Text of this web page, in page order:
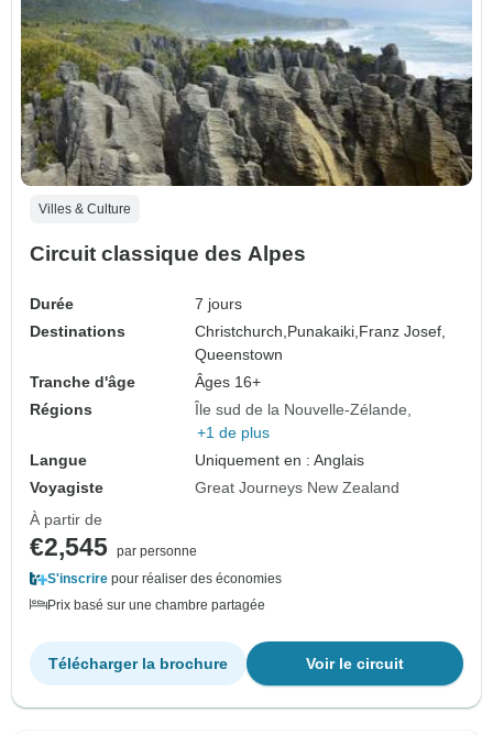
Villes & Culture
Circuit classique des Alpes
Durée
7 jours
Destinations
Christchurch, Punakaiki, Franz Josef,
Queenstown
Tranche d'âge
Âges 16+
Régions
Île sud de la Nouvelle-Zélande
+1 de plus
Langue
Uniquement en : Anglais
Voyagiste
Great Journeys New Zealand
À partir de
€2,545 par personne
S'inscrire pour réaliser des économies
Prix basé sur une chambre partagée
Voir le circuit
Télécharger la brochure